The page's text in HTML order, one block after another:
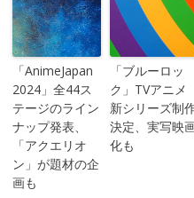
「AnimeJapan
2024」全44ス
テージのライン
ナップ発表、
「アクエリオ
ン」が題材の企
画も
「ブルーロッ
ク」TVアニメ
新シリーズ制
決定、実写映
化も